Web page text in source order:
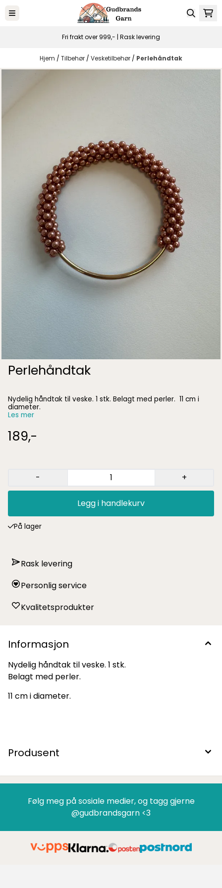
Hopp til innhold
Fri frakt over 999,- | Rask levering
Hjem / Tilbehør / Vesketilbehør / Perlehåndtak
Perlehåndtak
Nydelig håndtak til veske. 1 stk. Belagt med perler. 11 cm i
Les mer
189,-
- +
Legg i handlekurv
På lager
Rask levering
Personlig service
Kvalitetsprodukter
Informasjon
Nydelig håndtak til veske. 1 stk.
Belagt med perler.
11 cm i diameter.
Produsent
Følg meg på sosiale medier, og tagg gjerne
@gudbrandsgarn <3